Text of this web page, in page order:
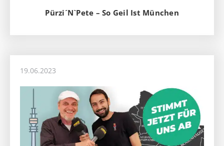
Pürzi´N`Pete – So Geil Ist München
19.06.2023